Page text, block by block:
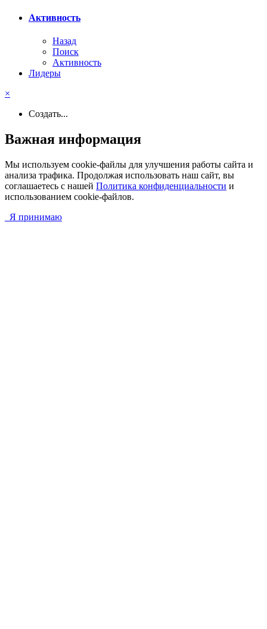
Активность
Назад
Поиск
Активность
Лидеры
×
Создать...
Важная информация
Мы используем cookie-файлы для улучшения работы сайта и
анализа трафика. Продолжая использовать наш сайт, вы
соглашаетесь с нашей Политика конфиденциальности и
использованием cookie-файлов.
Я принимаю